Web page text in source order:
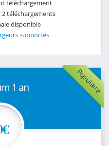
téléchargement
téléchargements
disponible
supportés
Populaire
1 an